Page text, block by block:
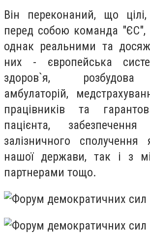
Він переконаний, що
перед собою команда "ЄС",
однак реальними та
них - європейська
здоров`я, розбудова
амбулаторій,
працівників та
пацієнта, забезпечення
залізничного
нашої держави, так і з
партнерами тощо.